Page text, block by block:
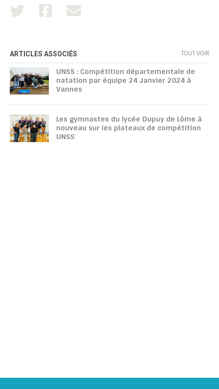
ARTICLES ASSOCIÉS TOUT VOIR
UNSS : Compétition départementale de
natation par équipe 24 Janvier 2024 à
Vannes
Les gymnastes du lycée Dupuy de Lôme à
nouveau sur les plateaux de compétition
UNSS